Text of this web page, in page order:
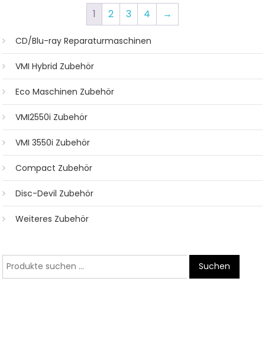
1 2 3 4 →
CD/Blu-ray Reparaturmaschinen
VMI Hybrid Zubehör
Eco Maschinen Zubehör
VMI2550i Zubehör
VMI 3550i Zubehör
Compact Zubehör
Disc-Devil Zubehör
Weiteres Zubehör
Suche
nach:
Suchen